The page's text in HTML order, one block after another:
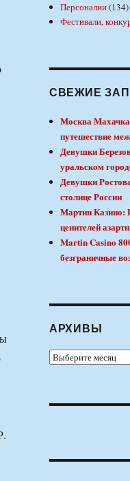
Персоналии(134)
Фестивали,
СВЕЖИЕ
Москва
путешествие
Девушки
уральском
Девушки
столице России
Мартин Казино:
ценителей
Martin Casino
безграничные
АРХИВЫ
Архивы